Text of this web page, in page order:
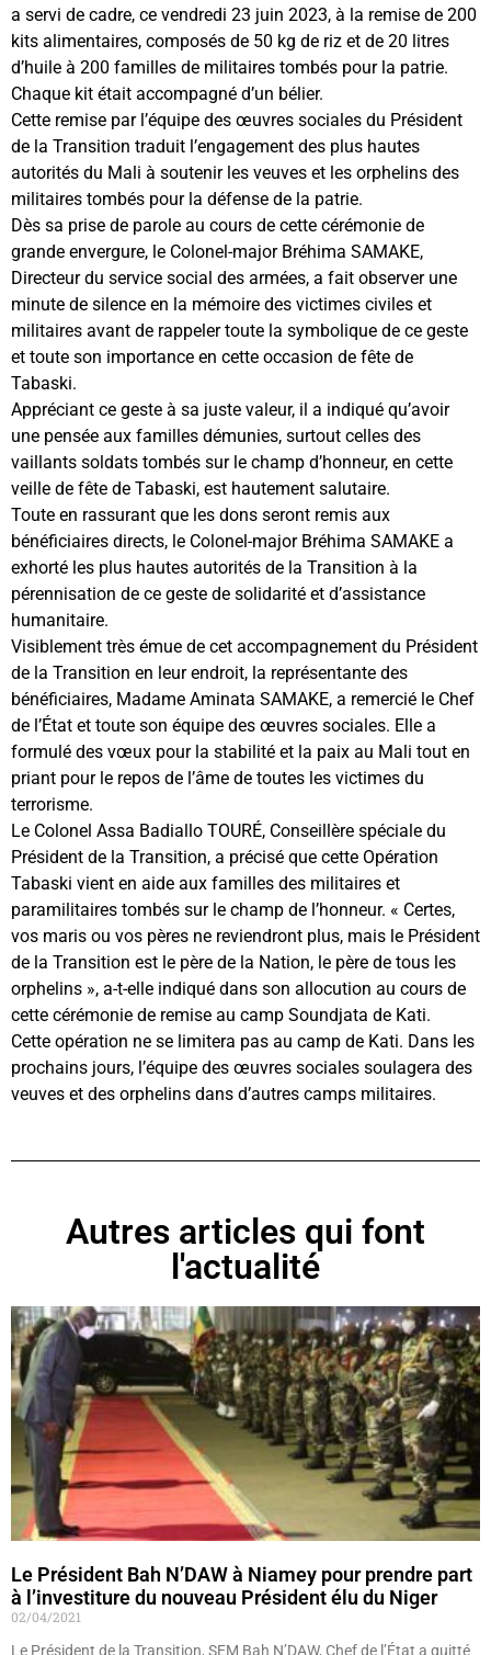
a servi de cadre, ce vendredi 23 juin 2023, à la remise de 200
kits alimentaires, composés de 50 kg de riz et de 20 litres
d’huile à 200 familles de militaires tombés pour la patrie.
Chaque kit était accompagné d’un bélier.
Cette remise par l’équipe des œuvres sociales du Président
de la Transition traduit l’engagement des plus hautes
autorités du Mali à soutenir les veuves et les orphelins des
militaires tombés pour la défense de la patrie.
Dès sa prise de parole au cours de cette cérémonie de
grande envergure, le Colonel-major Bréhima SAMAKE,
Directeur du service social des armées, a fait observer une
minute de silence en la mémoire des victimes civiles et
militaires avant de rappeler toute la symbolique de ce geste
et toute son importance en cette occasion de fête de
Tabaski.
Appréciant ce geste à sa juste valeur, il a indiqué qu’avoir
une pensée aux familles démunies, surtout celles des
vaillants soldats tombés sur le champ d’honneur, en cette
veille de fête de Tabaski, est hautement salutaire.
Toute en rassurant que les dons seront remis aux
bénéficiaires directs, le Colonel-major Bréhima SAMAKE a
exhorté les plus hautes autorités de la Transition à la
pérennisation de ce geste de solidarité et d’assistance
humanitaire.
Visiblement très émue de cet accompagnement du Président
de la Transition en leur endroit, la représentante des
bénéficiaires, Madame Aminata SAMAKE, a remercié le Chef
de l’État et toute son équipe des œuvres sociales. Elle a
formulé des vœux pour la stabilité et la paix au Mali tout en
priant pour le repos de l’âme de toutes les victimes du
terrorisme.
Le Colonel Assa Badiallo TOURÉ, Conseillère spéciale du
Président de la Transition, a précisé que cette Opération
Tabaski vient en aide aux familles des militaires et
paramilitaires tombés sur le champ de l’honneur. « Certes,
vos maris ou vos pères ne reviendront plus, mais le Président
de la Transition est le père de la Nation, le père de tous les
orphelins », a-t-elle indiqué dans son allocution au cours de
cette cérémonie de remise au camp Soundjata de Kati.
Cette opération ne se limitera pas au camp de Kati. Dans les
prochains jours, l’équipe des œuvres sociales soulagera des
veuves et des orphelins dans d’autres camps militaires.
Autres articles qui font
l'actualité
Le Président Bah N’DAW à Niamey pour prendre part
à l’investiture du nouveau Président élu du Niger
02/04/2021
Le Président de la Transition, SEM Bah N’DAW, Chef de l’État a quitté